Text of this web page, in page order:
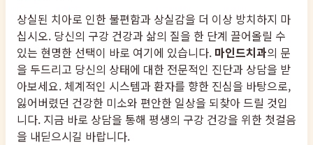
상실된 치아로 인한 불편함과 상실감을 더 이상 방치하지 마
십시오. 당신의 구강 건강과 삶의 질을 한 단계 끌어올릴 수
있는 현명한 선택이 바로 여기에 있습니다. 마인드치과의 문
을 두드리고 당신의 상태에 대한 전문적인 진단과 상담을 받
아보세요. 체계적인 시스템과 환자를 향한 진심을 바탕으로,
잃어버렸던 건강한 미소와 편안한 일상을 되찾아 드릴 것입
니다. 지금 바로 상담을 통해 평생의 구강 건강을 위한 첫걸음
을 내딛으시길 바랍니다.